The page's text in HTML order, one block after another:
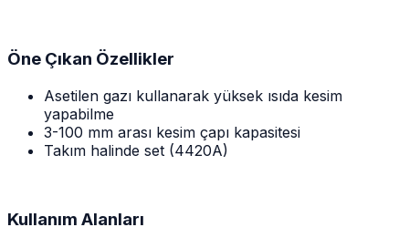
Öne Çıkan Özellikler
Asetilen gazı kullanarak yüksek ısıda kesim
yapabilme
3-100 mm arası kesim çapı kapasitesi
Takım halinde set (4420A)
Kullanım Alanları